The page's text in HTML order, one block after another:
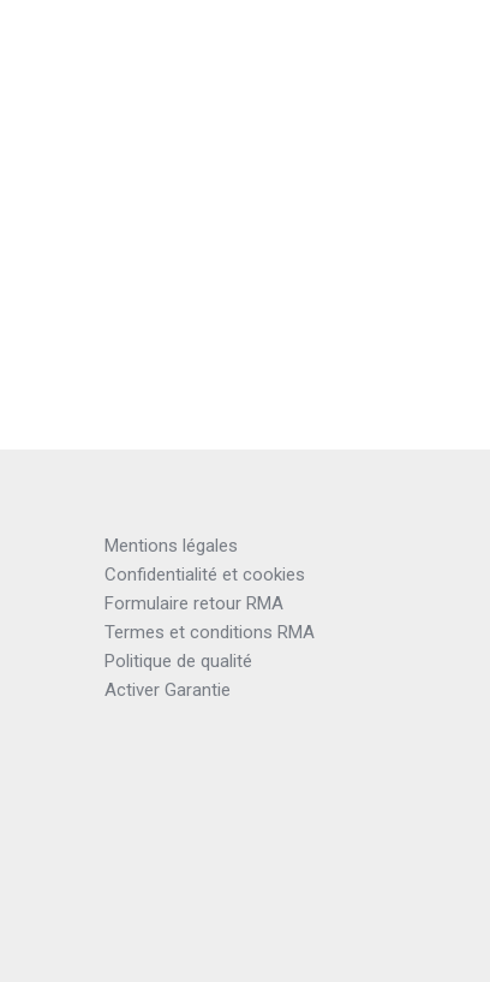
Mentions légales
Confidentialité et cookies
Formulaire retour RMA
Termes et conditions RMA
Politique de qualité
Activer Garantie